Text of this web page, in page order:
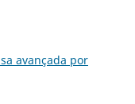
avançada por